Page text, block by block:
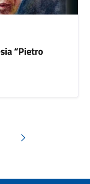
“Pietro
Pagina successiva